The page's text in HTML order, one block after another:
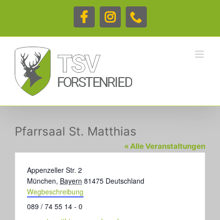
FacebookInstagram
Telefon
Pfarrsaal St. Matthias
« Alle Veranstaltungen
Adresse
Appenzeller Str. 2
München, Bayern 81475 Deutschland
Wegbeschreibung
Telefon
089 / 74 55 14 - 0